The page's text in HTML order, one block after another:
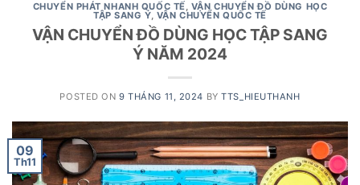
CHUYỂN PHÁT NHANH QUỐC TẾ, VẬN CHUYỂN ĐỒ DÙNG HỌC
TẬP SANG Ý, VẬN CHUYỂN QUỐC TẾ
VẬN CHUYỂN ĐỒ DÙNG HỌC TẬP SANG
Ý NĂM 2024
POSTED ON9 THÁNG 11, 2024 BYTTS_HIEUTHANH
09
Th11